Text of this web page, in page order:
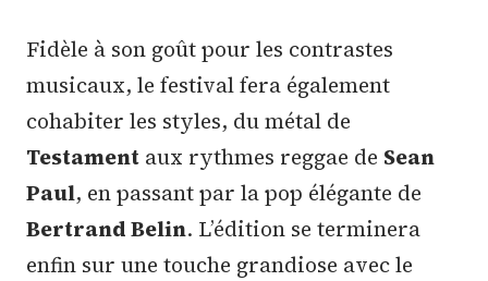
Fidèle à son goût pour les contrastes
musicaux, le festival fera également
cohabiter les styles, du métal de
Testament aux rythmes reggae de Sean
Paul, en passant par la pop élégante de
Bertrand Belin. L’édition se terminera
enfin sur une touche grandiose avec le